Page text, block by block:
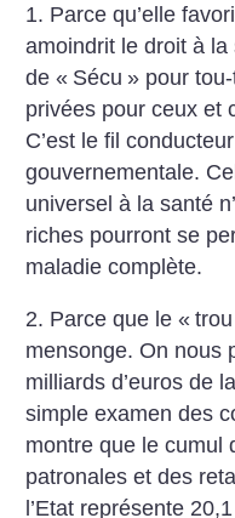
1. Parce qu’elle
amoindrit le droit à
de « Sécu » pour
privées pour ceux et
C’est le fil
gouvernementale.
universel à la santé
riches pourront se
maladie complète.
2. Parce que le «
mensonge. On nous
milliards d’euros de
simple examen des
montre que le cumul
patronales et des
l’Etat représente